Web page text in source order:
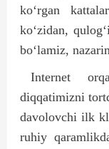
ko‘rgan
ko‘zidan,
bo‘lamiz,
Internet
diqqatimizni
davolovchi ilk
ruhiy